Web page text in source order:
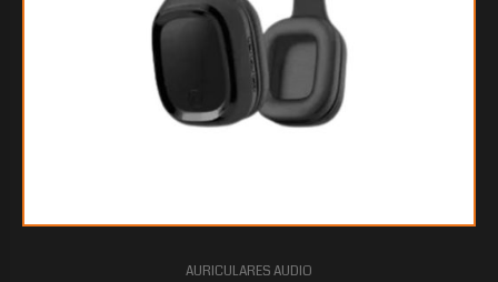
AURICULARES AUDIO